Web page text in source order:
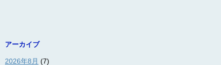
アーカイブ
2026年8月 (7)